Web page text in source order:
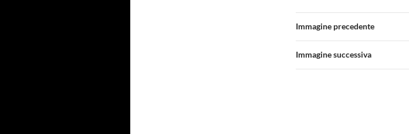
Immagine precedente
Immagine successiva